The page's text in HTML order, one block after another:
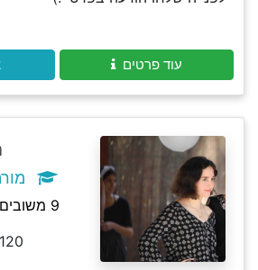
עוד פרטים
9 משובים
₪120